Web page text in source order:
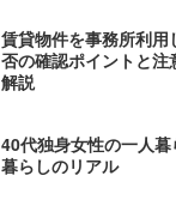
賃貸物件を事務所利
否の確認ポイントと
解説
40代独身女性の一人
暮らしのリアル